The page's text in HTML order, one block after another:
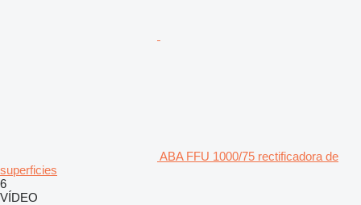
ABA FFU 1000/75 rectificadora de
superficies
6
VÍDEO